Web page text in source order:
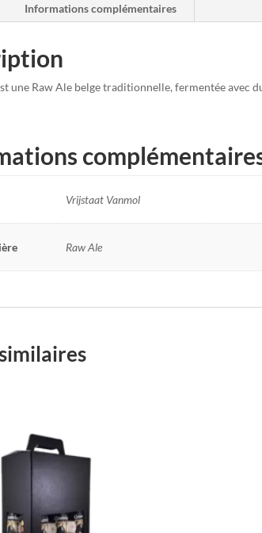
Informations complémentaires
une Raw Ale belge traditionnelle, fermentée avec
Vrijstaat Vanmol
Raw Ale